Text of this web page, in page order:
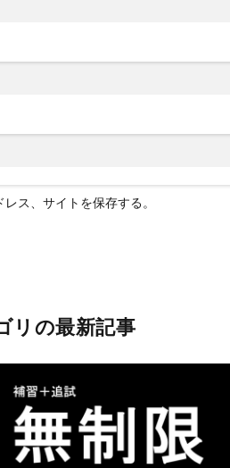
ス、サイトを保存する。
リの最新記事